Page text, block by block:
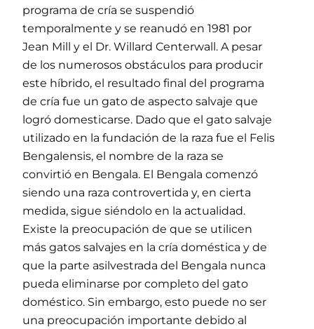
programa de cría se suspendió
temporalmente y se reanudó en 1981 por
Jean Mill y el Dr. Willard Centerwall. A pesar
de los numerosos obstáculos para producir
este híbrido, el resultado final del programa
de cría fue un gato de aspecto salvaje que
logró domesticarse. Dado que el gato salvaje
utilizado en la fundación de la raza fue el Felis
Bengalensis, el nombre de la raza se
convirtió en Bengala. El Bengala comenzó
siendo una raza controvertida y, en cierta
medida, sigue siéndolo en la actualidad.
Existe la preocupación de que se utilicen
más gatos salvajes en la cría doméstica y de
que la parte asilvestrada del Bengala nunca
pueda eliminarse por completo del gato
doméstico. Sin embargo, esto puede no ser
una preocupación importante debido al